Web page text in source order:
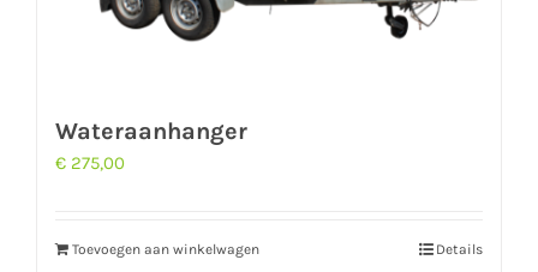
Wateraanhanger
€ 275,00
Toevoegen aan winkelwagen Details